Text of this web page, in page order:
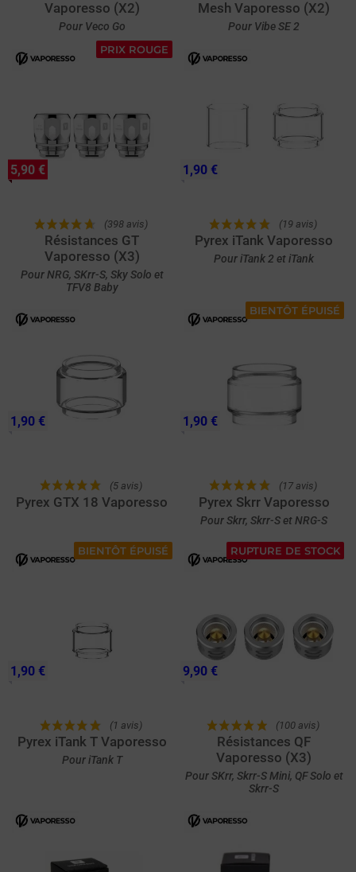
Vaporesso (X2)
Pour Veco Go
Mesh Vaporesso (X2)
Pour Vibe SE 2
PRIX ROUGE
(398 avis)
Résistances GT
Vaporesso (X3)
Pour NRG, SKrr-S, Sky Solo et
TFV8 Baby
5,90 €
(19 avis)
Pyrex iTank Vaporesso
Pour iTank 2 et iTank
1,90 €
(5 avis)
Pyrex GTX 18 Vaporesso
1,90 €
BIENTÔT ÉPUISÉ
(17 avis)
Pyrex Skrr Vaporesso
Pour Skrr, Skrr-S et NRG-S
1,90 €
BIENTÔT ÉPUISÉ
(1 avis)
Pyrex iTank T Vaporesso
Pour iTank T
1,90 €
RUPTURE DE STOCK
(100 avis)
Résistances QF
Vaporesso (X3)
Pour SKrr, Skrr-S Mini, QF Solo et
Skrr-S
9,90 €